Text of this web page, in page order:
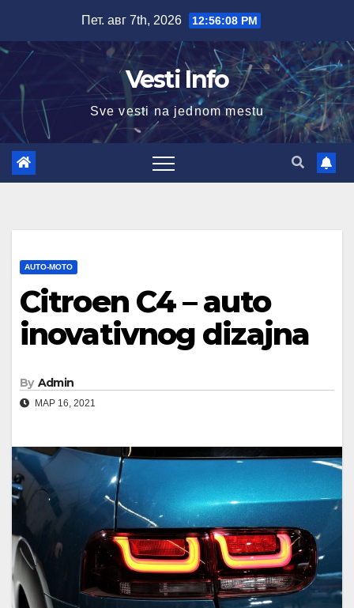
content
Пет. авг 7th, 2026 12:56:09 PM
Vesti Info
Sve vesti na jednom mestu
AUTO-MOTO
Citroen C4 – auto
inovativnog dizajna
By Admin
МАР 16, 2021